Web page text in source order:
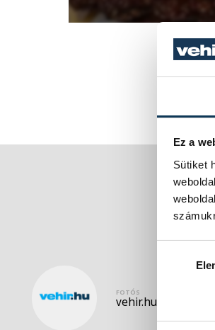
Ez a
Sütiket
FOTÓS
vehir.hu